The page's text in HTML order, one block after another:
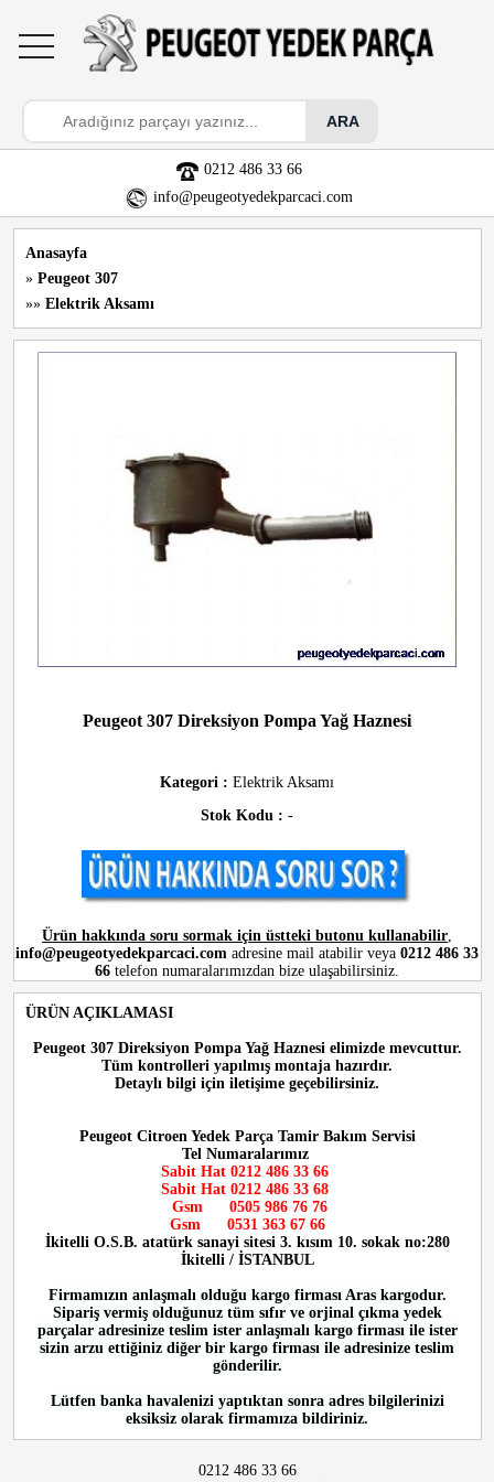
toggle
navigation
0212 486 33 66
info@peugeotyedekparcaci.com
Anasayfa
» Peugeot 307
»» Elektrik Aksamı
Peugeot 307 Direksiyon Pompa Yağ Haznesi
Kategori : Elektrik Aksamı
Stok Kodu : -
Ürün hakkında soru sormak için üstteki butonu kullanabilir
info@peugeotyedekparcaci.com adresine mail atabilir veya 0212 486 33
66 telefon numaralarımızdan bize ulaşabilirsiniz.
ÜRÜN AÇIKLAMASI
Peugeot 307 Direksiyon Pompa Yağ Haznesi elimizde mevcuttur.
Tüm kontrolleri yapılmış montaja hazırdır.
Detaylı bilgi için iletişime geçebilirsiniz.
Peugeot Citroen Yedek Parça Tamir Bakım Servisi
Tel Numaralarımız
Sabit Hat 0212 486 33 66
Sabit Hat 0212 486 33 68
Gsm 0505 986 76 76
Gsm 0531 363 67 66
İkitelli O.S.B. atatürk sanayi sitesi 3. kısım 10. sokak no:280
İkitelli / İSTANBUL
Firmamızın anlaşmalı olduğu kargo firması Aras kargodur.
Sipariş vermiş olduğunuz tüm sıfır ve orjinal çıkma yedek
parçalar adresinize teslim ister anlaşmalı kargo firması ile ister
sizin arzu ettiğiniz diğer bir kargo firması ile adresinize teslim
gönderilir.
Lütfen banka havalenizi yaptıktan sonra adres bilgilerinizi
eksiksiz olarak firmamıza bildiriniz.
0212 486 33 66